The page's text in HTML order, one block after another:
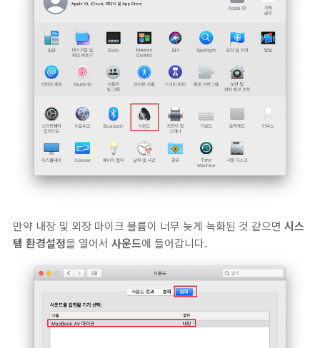
만약 내장 및 외장 마이크 볼륨이 너무 늦게 녹화된 것 같으면 시스
템 환경설정을 열어서 사운드에 들어갑니다.